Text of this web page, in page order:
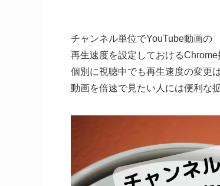
チャンネル単位でYouTube動画の
再生速度を設定しておけるChrome
個別に視聴中でも再生速度の変更
動画を倍速で見たい人には便利な